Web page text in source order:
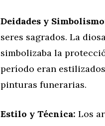
Deidades y
seres sagrados. La
simbolizaba la
período eran
pinturas funerarias.
Estilo y Técnica: Los